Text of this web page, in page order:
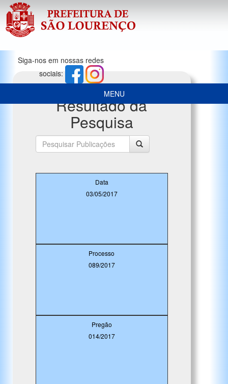
Siga-nos em nossas redes
sociais:
MENU
Resultado da
Pesquisa
Data
03/05/2017
Processo
089/2017
Pregão
014/2017